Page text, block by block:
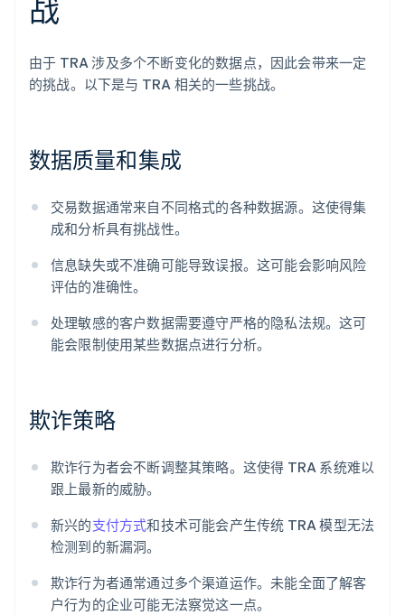
战
由于 TRA 涉及多个不断变化的数据点，因此会带来一定
的挑战。以下是与 TRA 相关的一些挑战。
数据质量和集成
交易数据通常来自不同格式的各种数据源。这使得集
成和分析具有挑战性。
信息缺失或不准确可能导致误报。这可能会影响风险
评估的准确性。
处理敏感的客户数据需要遵守严格的隐私法规。这可
能会限制使用某些数据点进行分析。
欺诈策略
欺诈行为者会不断调整其策略。这使得 TRA 系统难以
跟上最新的威胁。
新兴的支付方式和技术可能会产生传统 TRA 模型无法
检测到的新漏洞。
欺诈行为者通常通过多个渠道运作。未能全面了解客
户行为的企业可能无法察觉这一点。